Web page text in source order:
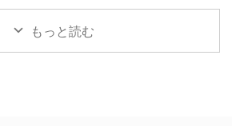
になっ
ベルジ
マンの新たな物語を描く映画『ス
パイダーマン：ブランド・ニュ
ー・デイ』が大ヒット上映中だ。
もっと読む